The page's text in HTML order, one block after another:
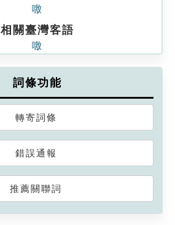
噭
相關臺灣客語
噭
詞條功能
轉寄詞條
錯誤通報
推薦關聯詞